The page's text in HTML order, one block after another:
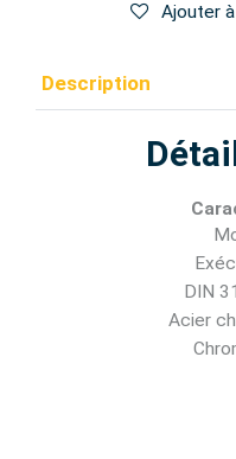
Ajouter
Description
DIN
Acier